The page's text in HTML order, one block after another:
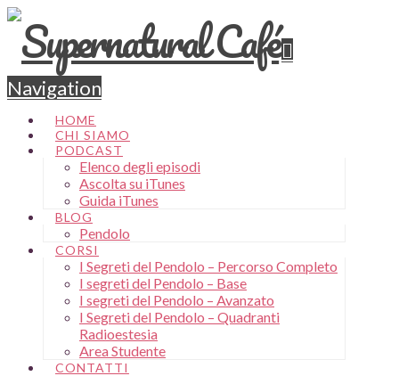
Navigation
HOME
CHI SIAMO
PODCAST
Elenco degli episodi
Ascolta su iTunes
Guida iTunes
BLOG
Pendolo
CORSI
I Segreti del Pendolo – Percorso Completo
I segreti del Pendolo – Base
I segreti del Pendolo – Avanzato
I Segreti del Pendolo – Quadranti
Radioestesia
Area Studente
CONTATTI